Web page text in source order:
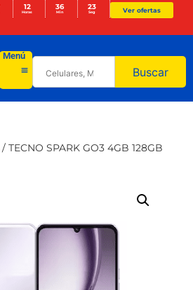
12
Horas
36
Min
22
Seg Ver ofertas
Menú
Buscar
/ TECNO SPARK GO3 4GB 128GB